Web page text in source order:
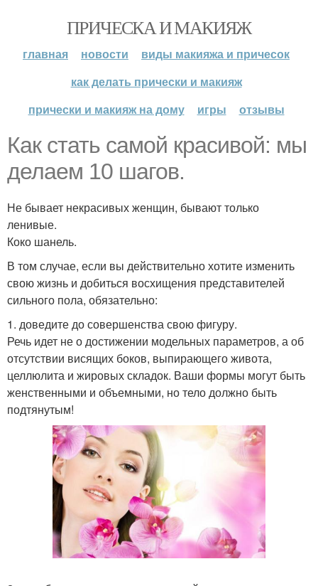
ПРИЧЕСКА И МАКИЯЖ
главная новости
виды макияжа и причесок
как делать прически и макияж
прически и макияж на дому
игры отзывы
Как стать самой красивой: мы
делаем 10 шагов.
Не бывает некрасивых женщин, бывают только
ленивые.
Коко шанель.
В том случае, если вы действительно хотите изменить
свою жизнь и добиться восхищения представителей
сильного пола, обязательно:
1. доведите до совершенства свою фигуру.
Речь идет не о достижении модельных параметров, а об
отсутствии висящих боков, выпирающего живота,
целлюлита и жировых складок. Ваши формы могут быть
женственными и объемными, но тело должно быть
подтянутым!